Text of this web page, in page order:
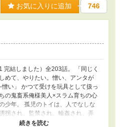
合わせたのは、ちょっと気まずい
スメイト、姫宮。 姫宮はまるで美少
館の用具室で姫宮に朝まで犯さ
理番にさせられてしまった。 αとΩ
故だった、コドモの過ちだった、
ぬ関係だった。 確かに透愛はそう
おぞましい男、姫宮の真意を知る
の中の「青春」を詰め込みまし
点は後半辺りまで一切出てきませ
しながら読んで頂けると嬉しいで
お気に入りに追加 746
完結しました）全203話。 「同じく
めて、やりたい。憎い、アンタが
い」 かつて受けを玩具として扱っ
の鬼畜系俺様美人×スラム育ちの心
少年。 孤児のトイは、人でなしな
拐され、監禁され、輪姦され、弄
ような酷い日々を過ごした挙句飽